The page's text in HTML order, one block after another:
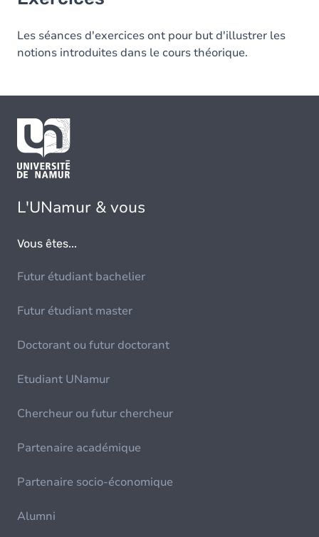
Les séances d'exercices ont pour but d'illustrer les
notions introduites dans le cours théorique.
L'UNamur & vous
Vous êtes...
Futur étudiant bachelier
Futur étudiant master
Doctorant ou futur doctorant
Etudiant UNamur
Chercheur ou futur chercheur
Partenaire académique
Partenaire socio-économique
Alumni